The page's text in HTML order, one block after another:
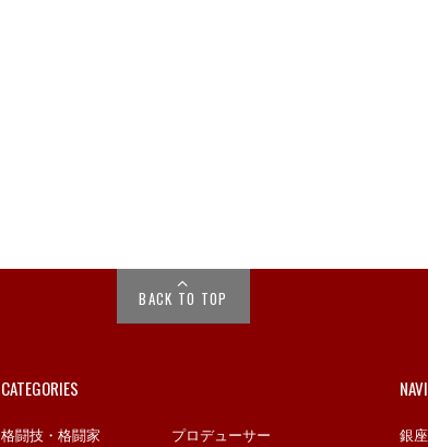
BACK TO TOP
CATEGORIES
格闘技・格闘家 プロデューサー 銀